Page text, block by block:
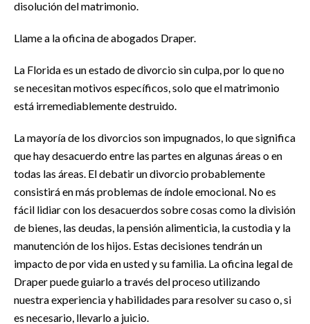
disolución del matrimonio.
Llame a la oficina de abogados Draper.
La Florida es un estado de divorcio sin culpa, por lo que no
se necesitan motivos específicos, solo que el matrimonio
está irremediablemente destruido.
La mayoría de los divorcios son impugnados, lo que significa
que hay desacuerdo entre las partes en algunas áreas o en
todas las áreas. El debatir un divorcio probablemente
consistirá en más problemas de índole emocional. No es
fácil lidiar con los desacuerdos sobre cosas como la división
de bienes, las deudas, la pensión alimenticia, la custodia y la
manutención de los hijos. Estas decisiones tendrán un
impacto de por vida en usted y su familia. La oficina legal de
Draper puede guiarlo a través del proceso utilizando
nuestra experiencia y habilidades para resolver su caso o, si
es necesario, llevarlo a juicio.